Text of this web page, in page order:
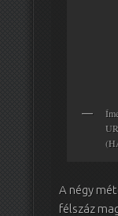
A négy
félszáz